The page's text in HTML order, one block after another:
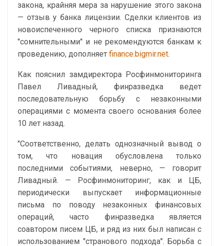
закона, крайняя мера за нарушение этого закона
— отзыв у банка лицензии. Сделки клиентов из
новоиспеченного черного списка признаются
"сомнительными" и не рекомендуются банкам к
проведению, дополняет finance.bigmir.net.
Как пояснил замдиректора Росфинмониторинга
Павел Ливадный, финразведка ведет
последовательную борьбу с незаконными
операциями с момента своего основания более
10 лет назад.
"Соответственно, делать однозначный вывод о
том, что новация обусловлена только
последними событиями, неверно, — говорит
Ливадный. — Росфинмониторинг, как и ЦБ,
периодически выпускает информационные
письма по поводу незаконных финансовых
операций, часто финразведка является
соавтором писем ЦБ, и ряд из них был написан с
использованием "странового подхода". Борьба с